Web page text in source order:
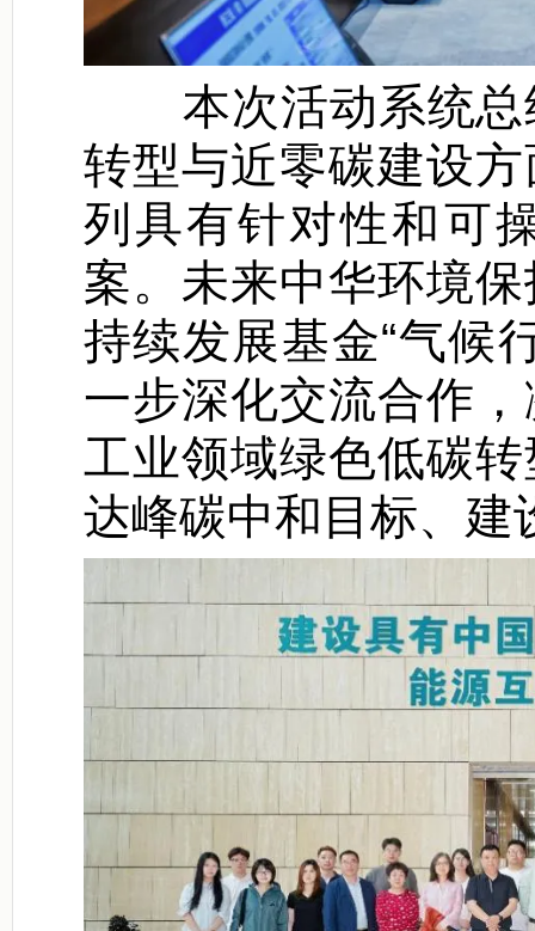
本次活动系统总
转型与近零碳建设
列具有针对性和可
案。未来中华环境
持续发展基金“气候
一步深化交流合作
工业领域绿色低碳
达峰碳中和目标、建